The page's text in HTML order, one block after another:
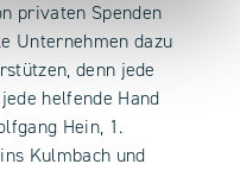
privaten Spenden
Unternehmen dazu
denn jede
helfende Hand
Hein, 1.
Kulmbach und